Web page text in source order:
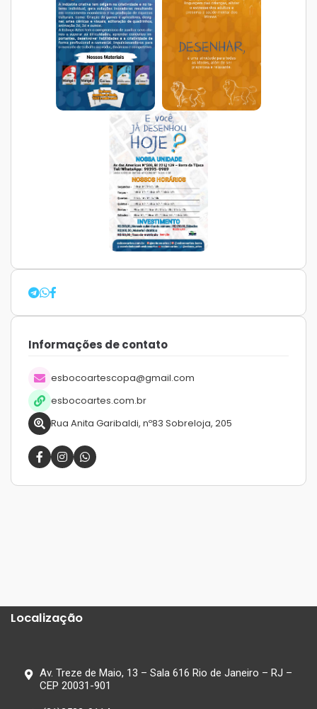
Informações de contato
esbocoartescopa@gmail.com
esbocoartes.com.br
Rua Anita Garibaldi, nº83 Sobreloja, 205
Localização
Av. Treze de Maio, 13 – Sala 616 Rio de Janeiro – RJ –
CEP 20031-901